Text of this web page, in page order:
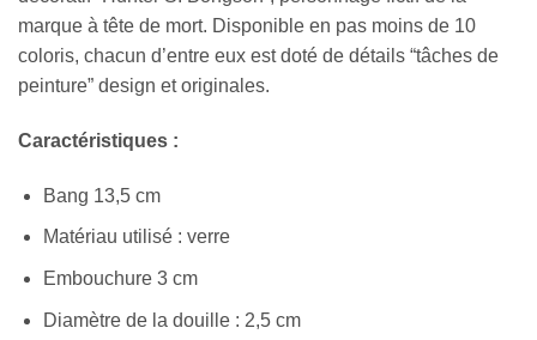
marque à tête de mort. Disponible en pas moins de 10
coloris, chacun d’entre eux est doté de détails “tâches de
peinture” design et originales.
Caractéristiques :
Bang 13,5 cm
Matériau utilisé : verre
Embouchure 3 cm
Diamètre de la douille : 2,5 cm